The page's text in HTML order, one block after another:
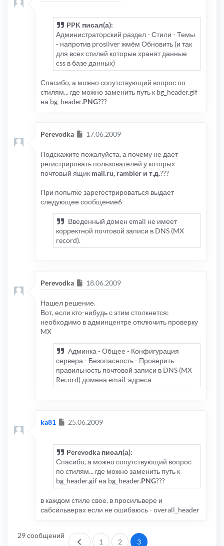
PPK писал(а):
Администраторский раздел - Стили - Темы
- напротив prosilver жмём Обновить (и так
для всех стилей которые хранят данные
css в базе данных)
Спасибо, а можно сопутствующий вопрос по
стилям... где можно заменить путь к bg_header.gif
на bg_header.PNG???
Perevodka Сообщение
17.06.2009
Подскажите пожалуйста, а почему не дает
регистрировать пользователей у которых
почтовый ящик mail.ru, rambler и т.д.???
При попытке зарегестрироваться выдает
следующее сообщение6
Введенный домен email не имеет
корректной почтовой записи в DNS (MX
record).
Perevodka Сообщение
18.06.2009
Нашел решение.
Вот, если кто-нибудь с этим столкнется:
необходимо в админцентре отключить проверку
MX
Админка - Общее - Конфигурация
сервера - Безопасность - Проверить
правильность почтовой записи в DNS (MX
Record) домена email-адреса
ka81 Сообщение
25.06.2009
Perevodka писал(а):
Спасибо, а можно сопутствующий вопрос
по стилям... где можно заменить путь к
bg_header.gif на bg_header.PNG???
в каждом стиле свое. в просильвере и
сабсильверах если не ошибаюсь - overall_header
29 сообщений
Пред.1 2 3